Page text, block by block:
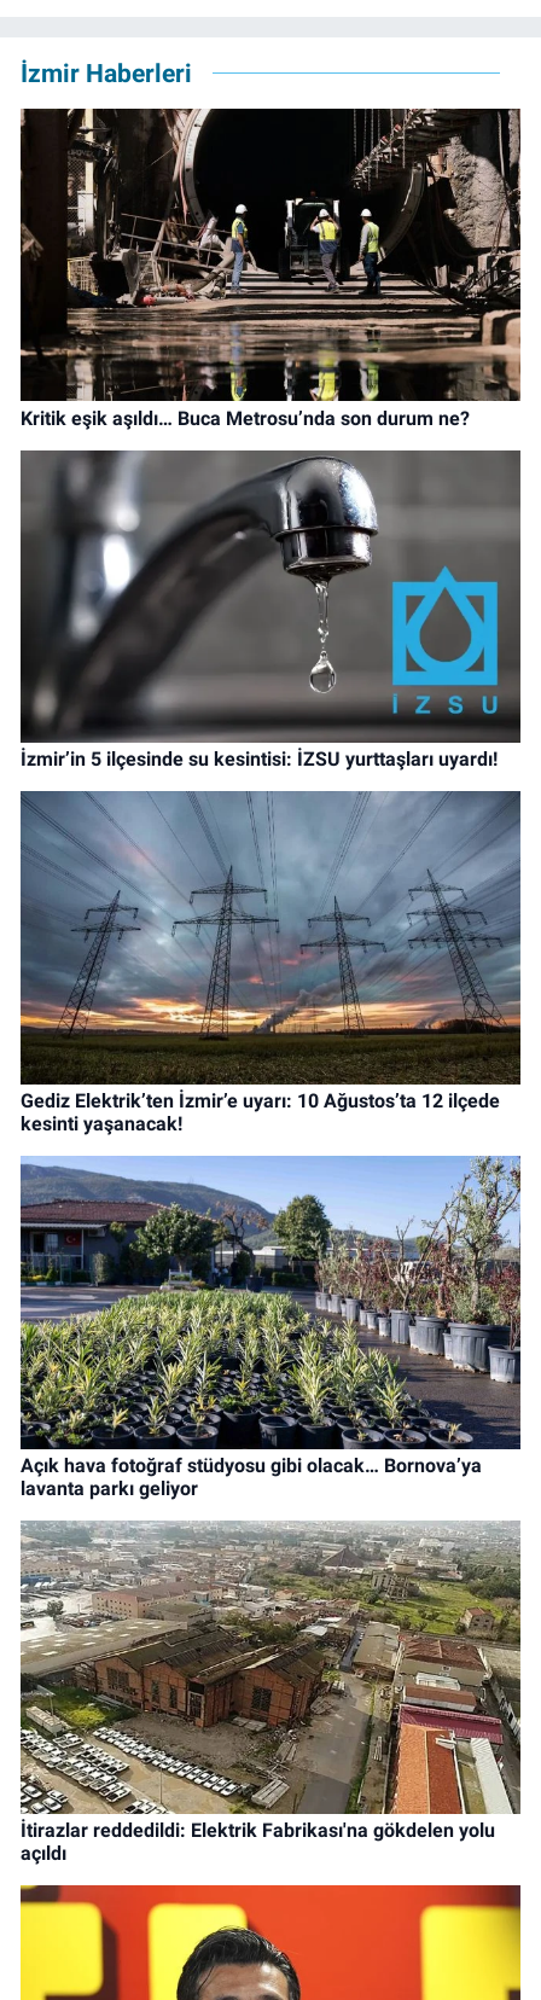
İzmir Haberleri
Kritik eşik aşıldı… Buca Metrosu’nda son durum ne?
İzmir’in 5 ilçesinde su kesintisi: İZSU yurttaşları uyardı!
Gediz Elektrik’ten İzmir’e uyarı: 10 Ağustos’ta 12 ilçede
kesinti yaşanacak!
Açık hava fotoğraf stüdyosu gibi olacak… Bornova’ya
lavanta parkı geliyor
İtirazlar reddedildi: Elektrik Fabrikası'na gökdelen yolu
açıldı